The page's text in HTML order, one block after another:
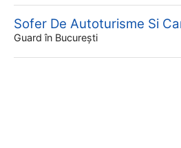
Sofer De Autoturisme Si
Guard în București